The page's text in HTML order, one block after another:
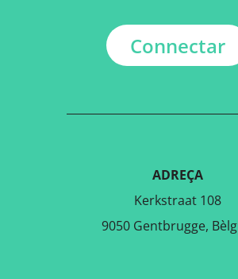
Connectar
ADREÇA
Kerkstraat 108
9050 Gentbrugge,